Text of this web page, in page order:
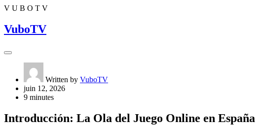
V U B O T V
VuboTV
Written by VuboTV
juin 12, 2026
9 minutes
Introducción: La Ola del Juego Online en España